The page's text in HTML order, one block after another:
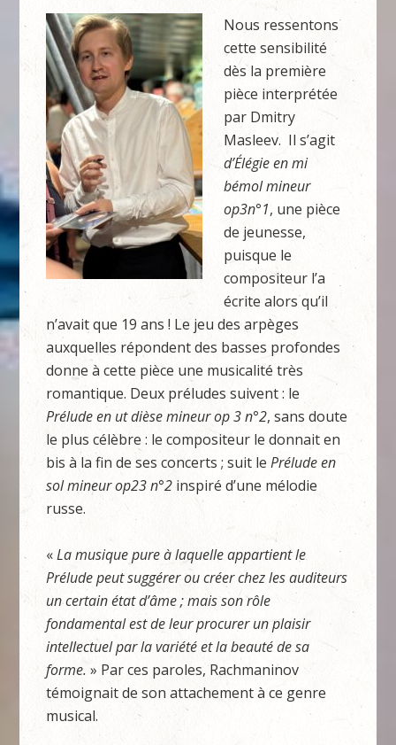
Nous ressentons
cette sensibilité
dès la première
pièce interprétée
par Dmitry
Masleev. Il s’agit
d’Élégie en mi
bémol mineur
op3n°1, une pièce
de jeunesse,
puisque le
compositeur l’a
écrite alors qu’il
n’avait que 19 ans ! Le jeu des arpèges
auxquelles répondent des basses profondes
donne à cette pièce une musicalité très
romantique. Deux préludes suivent : le
Prélude en ut dièse mineur op 3 n°2, sans doute
le plus célèbre : le compositeur le donnait en
bis à la fin de ses concerts ; suit lePrélude en
sol mineur op23 n°2 inspiré d’une mélodie
russe.
«La musique pure à laquelle appartient le
Prélude peut suggérer ou créer chez les auditeurs
un certain état d’âme ; mais son rôle
fondamental est de leur procurer un plaisir
intellectuel par la variété et la beauté de sa
forme. » Par ces paroles, Rachmaninov
témoignait de son attachement à ce genre
musical.